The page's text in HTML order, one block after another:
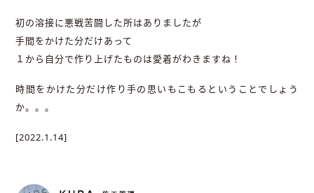
初の溶接に悪戦苦闘した所はありましたが
手間をかけた分だけあって
１から自分で作り上げたものは愛着がわきますね！
時間をかけた分だけ作り手の思いもこもるということでしょう
か。。。
[2022.1.14]